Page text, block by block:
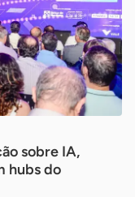
sobre IA,
hubs do